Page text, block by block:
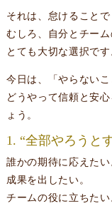
それは、怠けること
むしろ、自分とチー
とても大切な選択です
今日は、「やらないこ
どうやって信頼と安
ょう。
1. “全部やろうと
誰かの期待に応えたい
成果を出したい。
チームの役に立ちたい